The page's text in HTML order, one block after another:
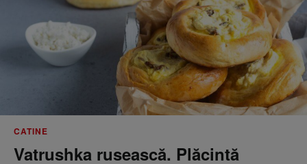
CATINE
Vatrushka rusească. Plăcintă